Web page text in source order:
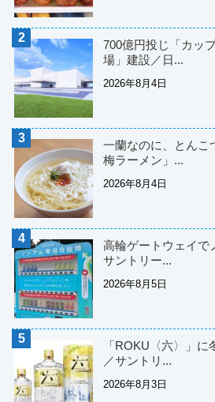
700億円投じ「カッ
場」建設／日...
2026年8月4日
一蘭なのに、とん
梅ラーメン」...
2026年8月4日
高輪ゲートウェイで
サントリー...
2026年8月5日
「ROKU〈六〉」
／サントリ...
2026年8月3日